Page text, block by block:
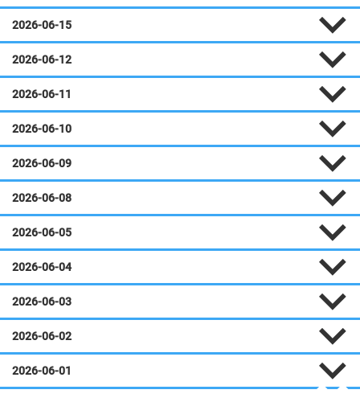
2026-06-15
2026-06-12
2026-06-11
2026-06-10
2026-06-09
2026-06-08
2026-06-05
2026-06-04
2026-06-03
2026-06-02
2026-06-01